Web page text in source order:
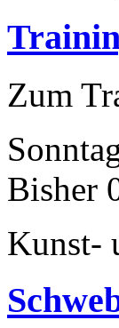
Zum
Bisher
Kunst-